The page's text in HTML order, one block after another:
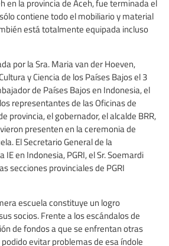
en la provincia de Aceh, fue terminada el
contiene todo el mobiliario y material
está totalmente equipada incluso
por la Sra. Maria van der Hoeven,
y Ciencia de los Países Bajos el 3
de Países Bajos en Indonesia, el
representantes de las Oficinas de
provincia, el gobernador, el alcalde BRR,
presenten en la ceremonia de
El Secretario General de la
en Indonesia, PGRI, el Sr. Soemardi
secciones provinciales de PGRI
escuela constituye un logro
socios. Frente a los escándalos de
de fondos a que se enfrentan otras
evitar problemas de esa índole